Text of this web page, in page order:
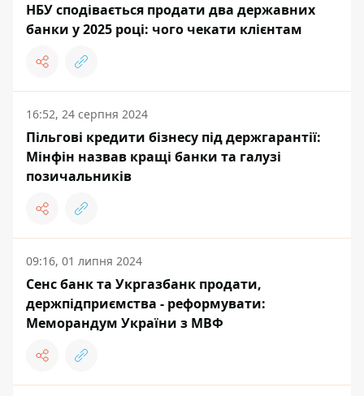
НБУ сподівається продати два державних
банки у 2025 році: чого чекати клієнтам
16:52, 24 серпня 2024
Пільгові кредити бізнесу під держгарантії:
Мінфін назвав кращі банки та галузі
позичальників
09:16, 01 липня 2024
Сенс банк та Укргазбанк продати,
держпідприємства - реформувати:
Меморандум України з МВФ